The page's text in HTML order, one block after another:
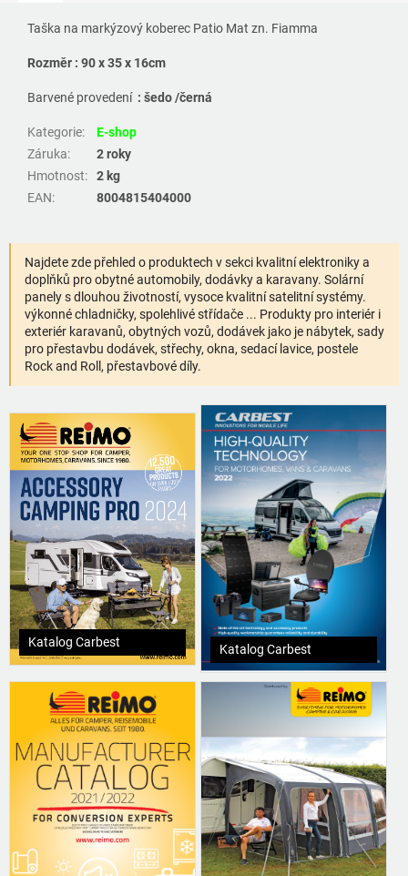
Taška na markýzový koberec Patio Mat zn. Fiamma
Rozměr : 90 x 35 x 16cm
Barvené provedení: šedo /černá
Kategorie:
E-shop
Záruka:
2 roky
Hmotnost:
2 kg
EAN: 8004815404000
Najdete zde přehled o produktech v sekci kvalitní elektroniky a
doplňků pro obytné automobily, dodávky a karavany. Solární
panely s dlouhou životností, vysoce kvalitní satelitní systémy.
výkonné chladničky, spolehlivé střídače ... Produkty pro interiér i
exteriér karavanů, obytných vozů, dodávek jako je nábytek, sady
pro přestavbu dodávek, střechy, okna, sedací lavice, postele
Rock and Roll, přestavbové díly.
Katalog Carbest
Katalog Carbest